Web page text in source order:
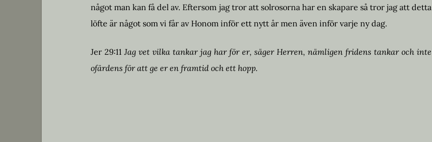
något man kan få del av. Eftersom jag tror att solrosorna har en skapare så tror jag att detta
löfte är något som vi får av Honom inför ett nytt år men även inför varje ny dag.
Jer 29:11Jag vet vilka tankar jag har för er, sägerHerren, nämligen fridens tankar och inte
ofärdens för att ge er en framtid och ett hopp.